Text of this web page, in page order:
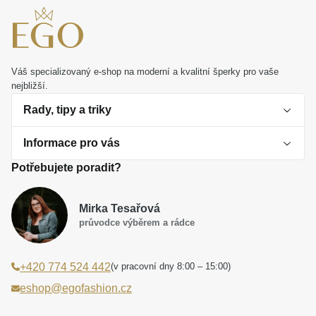
Váš specializovaný e-shop na moderní a kvalitní šperky pro vaše
nejbližší.
Rady, tipy a triky
O perlách
Jak vybrat perlový šperk
Dárková inspirace
Smaltované a korálkové šperky jako trend
Laboratorní diamanty jsou budoucnost
Jak správně pečovat o šperky
Informace pro vás
Obchodní podmínky
Reklamační řád
Poučení o právu na odstoupení od smlouvy
Potřebujete poradit?
Mirka Tesařová
průvodce výběrem a rádce
+420 774 524 442(v pracovní dny 8:00 – 15:00)
eshop@egofashion.cz